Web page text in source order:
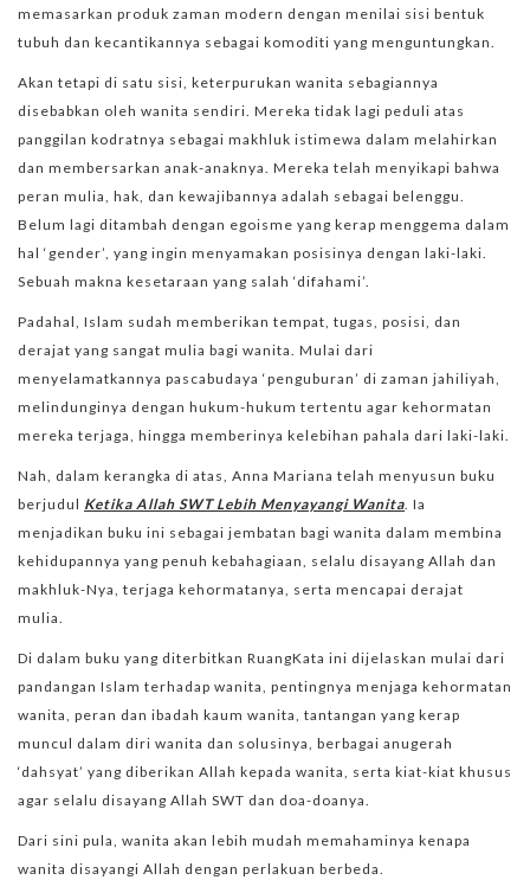
memasarkan produk zaman modern dengan menilai sisi bentuk
tubuh dan kecantikannya sebagai komoditi yang menguntungkan.
Akan tetapi di satu sisi, keterpurukan wanita sebagiannya
disebabkan oleh wanita sendiri. Mereka tidak lagi peduli atas
panggilan kodratnya sebagai makhluk istimewa dalam melahirkan
dan membersarkan anak-anaknya. Mereka telah menyikapi bahwa
peran mulia, hak, dan kewajibannya adalah sebagai belenggu.
Belum lagi ditambah dengan egoisme yang kerap menggema dalam
hal ‘gender’, yang ingin menyamakan posisinya dengan laki-laki.
Sebuah makna kesetaraan yang salah ‘difahami’.
Padahal, Islam sudah memberikan tempat, tugas, posisi, dan
derajat yang sangat mulia bagi wanita. Mulai dari
menyelamatkannya pascabudaya ‘penguburan’ di zaman jahiliyah,
melindunginya dengan hukum-hukum tertentu agar kehormatan
mereka terjaga, hingga memberinya kelebihan pahala dari laki-laki.
Nah, dalam kerangka di atas, Anna Mariana telah menyusun buku
berjudul Ketika Allah SWT Lebih Menyayangi Wanita. Ia
menjadikan buku ini sebagai jembatan bagi wanita dalam membina
kehidupannya yang penuh kebahagiaan, selalu disayang Allah dan
makhluk-Nya, terjaga kehormatanya, serta mencapai derajat
mulia.
Di dalam buku yang diterbitkan RuangKata ini dijelaskan mulai dari
pandangan Islam terhadap wanita, pentingnya menjaga kehormatan
wanita, peran dan ibadah kaum wanita, tantangan yang kerap
muncul dalam diri wanita dan solusinya, berbagai anugerah
‘dahsyat’ yang diberikan Allah kepada wanita, serta kiat-kiat khusus
agar selalu disayang Allah SWT dan doa-doanya.
Dari sini pula, wanita akan lebih mudah memahaminya kenapa
wanita disayangi Allah dengan perlakuan berbeda.